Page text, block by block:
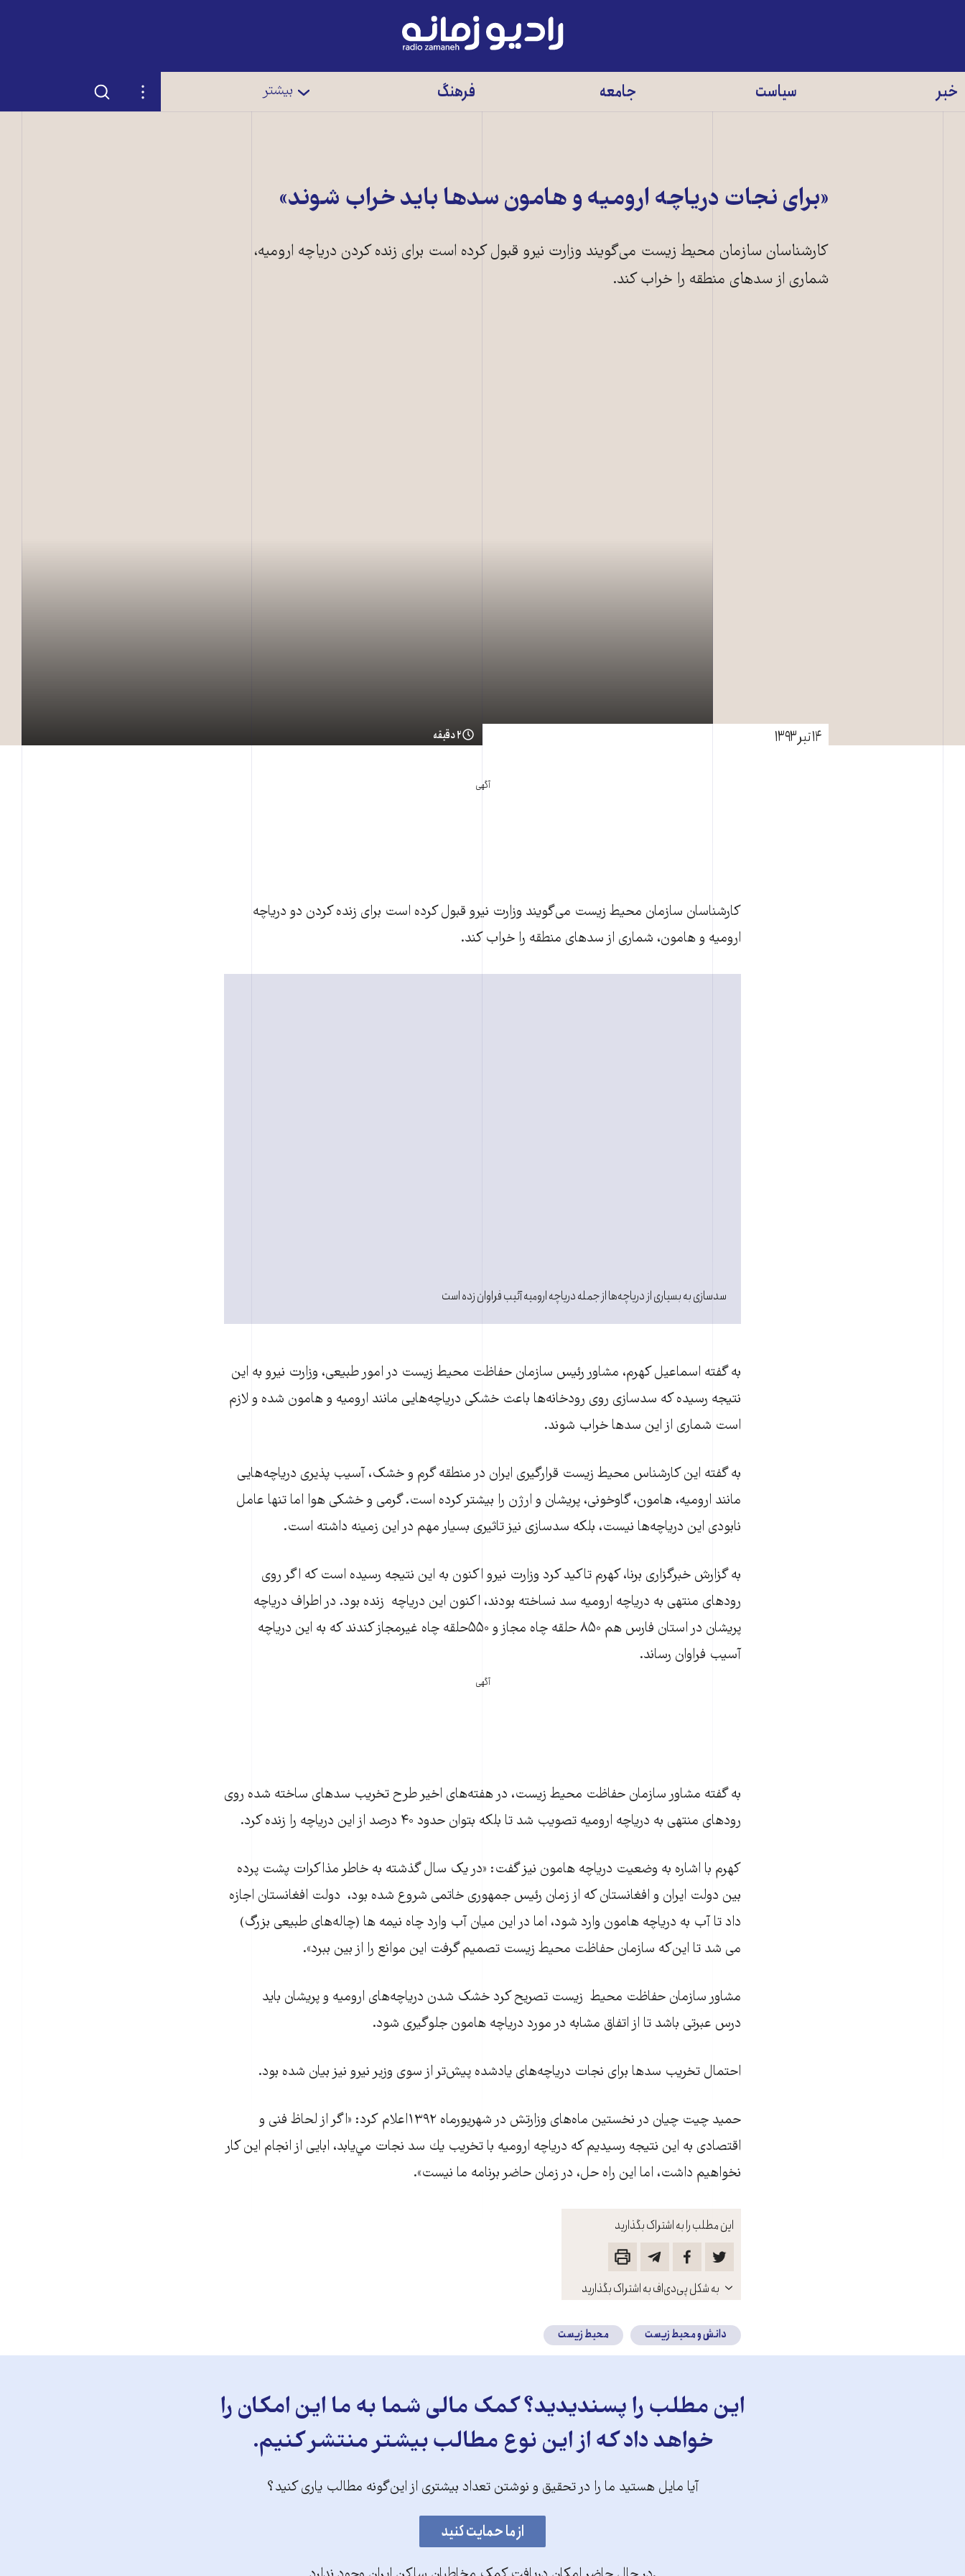
رادیو
زمانه
خبر سیاست جامعه فرهنگ بیشتر تنظیمات جستجو
«برای نجات دریاچه ارومیه و هامون سدها باید خراب شوند»
کارشناسان سازمان محیط زیست می‌گویند وزارت نیرو قبول کرده است برای زنده کردن دریاچه ارومیه،
شماری از سدهای منطقه را خراب کند.
۱۴ تیر ۱۳۹۳ ۲ دقیقه
آگهی
این مطلب را به اشتراک بگذارید
باز
کنید
به شکل پی‌دی‌اف به اشتراک بگذارید
کارشناسان سازمان محیط زیست می‌گویند وزارت نیرو قبول کرده است برای زنده کردن دو دریاچه
ارومیه و هامون، شماری از سدهای منطقه را خراب کند.
سدسازی به بسیاری از دریاچه‌ها از جمله دریاچه ارومیه آئیب فراوان زده است
به گفته اسماعیل کهرم، مشاور رئیس سازمان حفاظت محیط زیست در امور طبیعی، وزارت نیرو به این
نتیجه رسیده که سدسازی روی رودخانه‌ها باعث خشکی دریاچه‌هایی مانند ارومیه و هامون شده و لازم
است شماری از این سدها خراب شوند.
به گفته این کارشناس محیط زیست قرارگیری ایران در منطقه‌ گرم و خشک، آسیب پذیری دریاچه‌هایی
مانند ارومیه، هامون، گاوخونی، پریشان و ارژن را بیشتر کرده است. گرمی و خشکی هوا اما تنها عامل
نابودی این دریاچه‌ها نیست، بلکه سدسازی نیز تاثیری بسیار مهم در این زمینه داشته است.
به گزارش خبرگزاری برنا، کهرم تاکید کرد وزارت نیرو اکنون به این نتیجه رسیده است که اگر روی
رودهای منتهی به دریاچه ارومیه سد نساخته بودند، اکنون این دریاچه زنده بود. در اطراف دریاچه
پریشان در استان فارس هم ۸۵۰ حلقه چاه مجاز و ۵۵۰حلقه چاه غیرمجاز کندند که به این دریاچه
آسیب فراوان رساند.
آگهی
به گفته مشاور سازمان حفاظت محیط زیست، در هفته‌های اخیر طرح تخریب سدهای ساخته شده روی
رودهای منتهی به دریاچه ارومیه تصویب شد تا بلکه بتوان حدود ۴۰ درصد از این دریاچه را زنده کرد.
کهرم با اشاره به وضعیت دریاچه هامون نیز گفت: «در یک سال گذشته به خاطر مذاکرات پشت پرده
بین دولت ایران و افغانستان که از زمان رئیس جمهوری خاتمی شروع شده بود، دولت افغانستان اجازه
داد تا آب به دریاچه هامون وارد شود، اما در این میان آب وارد چاه نیمه ها (چاله‌های طبیعی بزرگ)
می شد تا این‌که سازمان حفاظت محیط زیست تصمیم گرفت این موانع را از بین ببرد».
مشاور سازمان حفاظت محیط زیست تصریح کرد خشک شدن دریاچه‌های ارومیه و پریشان باید
درس عبرتی باشد تا از اتفاق مشابه در مورد دریاچه هامون جلوگیری شود.
احتمال تخریب سدها برای نجات دریاچه‌های یادشده پیش‌تر از سوی وزیر نیرو نیز بیان شده بود.
حمید چیت چیان در نخستین ماه‌‌های وزارتش در شهریورماه ۱۳۹۲اعلام کرد: «اگر از لحاظ فنی و
اقتصادی به اين نتيجه رسيديم كه درياچه اروميه با تخريب يك سد نجات مي‌يابد، ابایی از انجام اين کار
نخواهيم داشت، اما اين راه حل، در زمان حاضر برنامه ما نيست».
دانش و محیط زیست محیط زیست
این مطلب را پسندیدید؟ کمک مالی شما به ما این امکان را
خواهد داد که از این نوع مطالب بیشتر منتشر کنیم.
آیا مایل هستید ما را در تحقیق و نوشتن تعداد بیشتری از این‌گونه مطالب یاری کنید؟